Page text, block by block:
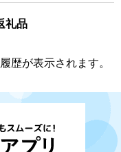
礼品
歴が表示されます。